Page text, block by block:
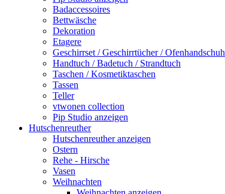
Badaccessoires
Bettwäsche
Dekoration
Etagere
Geschirrset / Geschirrtücher / Ofenhandschuh
Handtuch / Badetuch / Strandtuch
Taschen / Kosmetiktaschen
Tassen
Teller
vtwonen collection
Pip Studio anzeigen
Hutschenreuther
Hutschenreuther anzeigen
Ostern
Rehe - Hirsche
Vasen
Weihnachten